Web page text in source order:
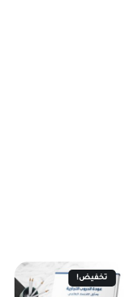
تخفيض!